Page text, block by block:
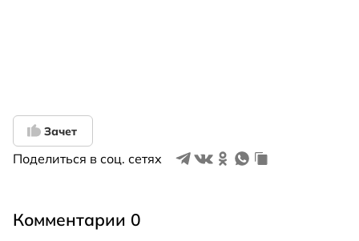
Зачет
Поделиться в соц. сетях
Комментарии 0